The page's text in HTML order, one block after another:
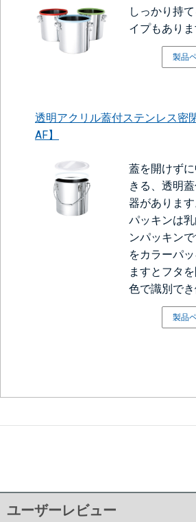
しっかり持
イプもありま
製品
透明アクリル蓋付ステンレス密
AF】
蓋を開けず
きる、透明
器がありま
パッキンは
ンパッキン
をカラーパ
ますとフタ
色で識別でき
製品
ユーザーレビュー